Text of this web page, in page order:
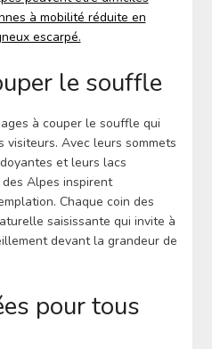
à mobilité réduite en
escarpé.
le souffle
à couper le souffle qui
Avec leurs sommets
et leurs lacs
Alpes inspirent
Chaque coin des
saisissante qui invite à
devant la grandeur de
pour tous